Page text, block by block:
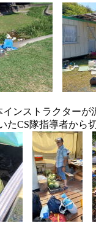
ンストラクターが
たCS隊指導者から